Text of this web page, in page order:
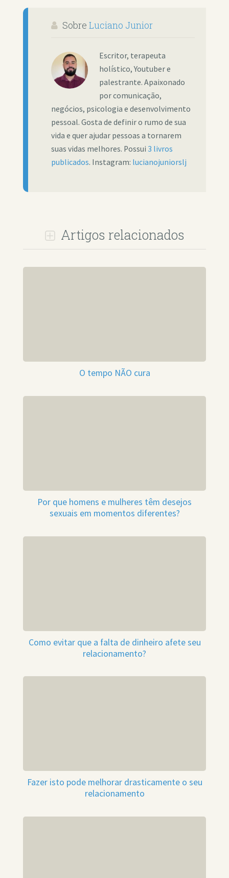
Sobre Luciano Junior
Escritor, terapeuta
holístico, Youtuber e
palestrante. Apaixonado
por comunicação,
negócios, psicologia e desenvolvimento
pessoal. Gosta de definir o rumo de sua
vida e quer ajudar pessoas a tornarem
suas vidas melhores. Possui 3 livros
publicados. Instagram: lucianojuniorslj
Artigos relacionados
O tempo NÃO cura
Por que homens e mulheres têm desejos
sexuais em momentos diferentes?
Como evitar que a falta de dinheiro afete seu
relacionamento?
Fazer isto pode melhorar drasticamente o seu
relacionamento